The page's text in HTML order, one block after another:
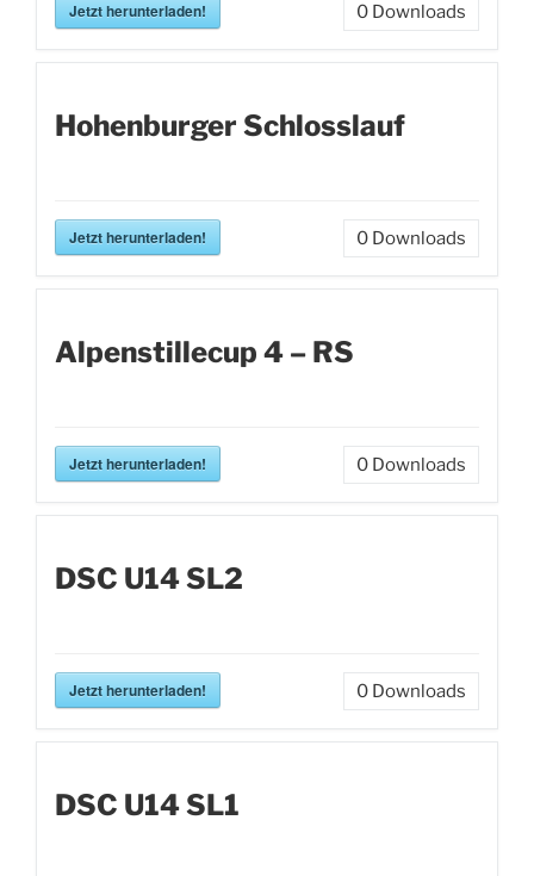
Jetzt herunterladen! 0 Downloads
Hohenburger Schlosslauf
Jetzt herunterladen! 0 Downloads
Alpenstillecup 4 – RS
Jetzt herunterladen! 0 Downloads
DSC U14 SL2
Jetzt herunterladen! 0 Downloads
DSC U14 SL1